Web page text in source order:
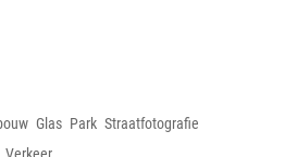
Glas Park Straatfotografie